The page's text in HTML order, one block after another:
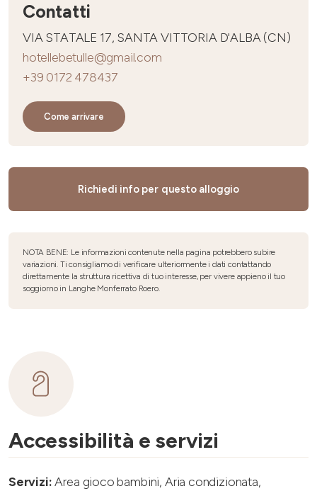
Contatti
VIA STATALE 17, SANTA VITTORIA D'ALBA (CN)
hotellebetulle@gmail.com
+39 0172 478437
Come arrivare
Richiedi info per questo alloggio
NOTA BENE: Le informazioni contenute nella pagina potrebbero subire
variazioni. Ti consigliamo di verificare ulteriormente i dati contattando
direttamente la struttura ricettiva di tuo interesse, per vivere appieno il tuo
soggiorno in Langhe Monferrato Roero.
Accessibilità e servizi
Servizi:Area gioco bambini, Aria condizionata,